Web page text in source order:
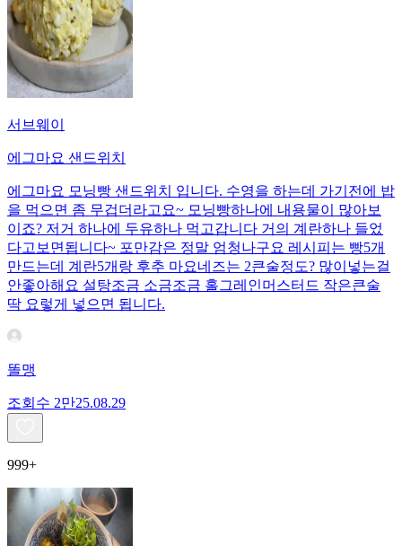
서브웨이
에그마요 샌드위치
에그마요 모닝빵 샌드위치 입니다. 수영을 하는데 가기전에 밥
을 먹으면 좀 무겁더라고요~ 모닝빵하나에 내용물이 많아보
이죠? 저거 하나에 두유하나 먹고갑니다 거의 계란하나 들었
다고보면됩니다~ 포만감은 정말 엄청나구요 레시피는 빵5개
만드는데 계란5개랑 후추 마요네즈는 2큰술정도? 많이넣는걸
안좋아해요 설탕조금 소금조금 홀그레인머스터드 작은큰술
딱 요렇게 넣으면 됩니다.
똘맹
조회수 2만25.08.29
999+